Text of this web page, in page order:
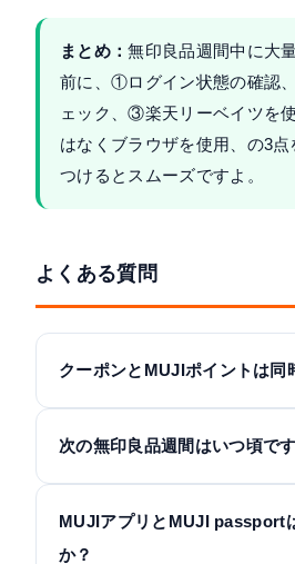
まとめ：無印良品週間中に大
前に、①ログイン状態の確認
ェック、③楽天リーベイツを
はなくブラウザを使用、の3
つけるとスムーズですよ。
よくある質問
クーポンとMUJIポイントは同
次の無印良品週間はいつ頃で
MUJIアプリとMUJI passport
か？